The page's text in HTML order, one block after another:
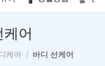
어
케어 / 바디 선케어